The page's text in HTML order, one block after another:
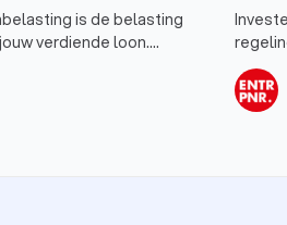
is de belasting
verdiende loon.
kunt
deel